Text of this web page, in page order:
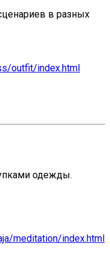
в разных
outfit/index.html
одежды.
meditation/index.html